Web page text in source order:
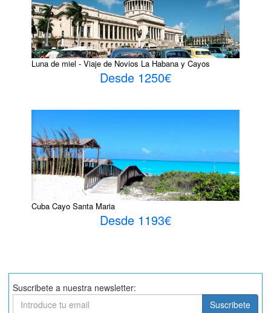
Luna de miel - Viaje de Novios La Habana y Cayos
Desde 1250€
Cuba Cayo Santa Maria
Desde 1193€
Suscribete a nuestra newsletter:
Suscribete
Suscribete